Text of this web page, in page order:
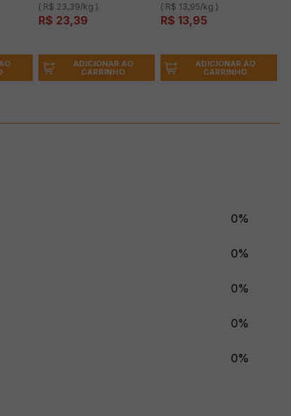
( R$ 23,39/kg )
R$ 23,39
ADICIONAR AO
CARRINHO
( R$ 13,95/kg )
R$ 13,95
ADICIONAR AO
CARRINHO
0%
0%
0%
0%
0%